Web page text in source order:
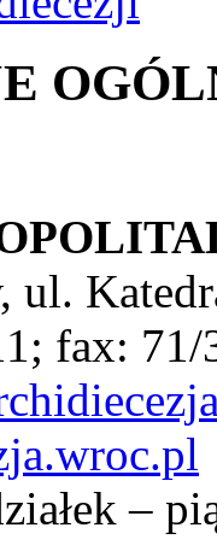
ul.
fax: 71/
–